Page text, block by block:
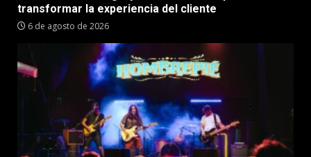
transformar la experiencia del cliente
6 de agosto de 2026